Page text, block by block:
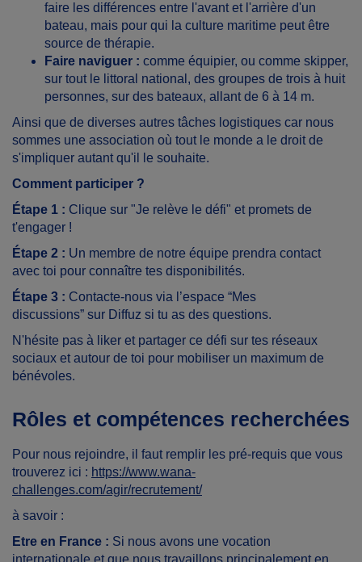
faire les différences entre l'avant et l'arrière d'un
bateau, mais pour qui la culture maritime peut être
source de thérapie.
Faire naviguer : comme équipier, ou comme skipper,
sur tout le littoral national, des groupes de trois à huit
personnes, sur des bateaux, allant de 6 à 14 m.
Ainsi que de diverses autres tâches logistiques car nous
sommes une association où tout le monde a le droit de
s'impliquer autant qu'il le souhaite.
Comment participer ?
Étape 1 : Clique sur "Je relève le défi" et promets de
t'engager !
Étape 2 : Un membre de notre équipe prendra contact
avec toi pour connaître tes disponibilités.
Étape 3 : Contacte-nous via l’espace “Mes
discussions” sur Diffuz si tu as des questions.
N'hésite pas à liker et partager ce défi sur tes réseaux
sociaux et autour de toi pour mobiliser un maximum de
bénévoles.
Rôles et compétences recherchées
Pour nous rejoindre, il faut remplir les pré-requis que vous
trouverez ici : https://www.wana-
challenges.com/agir/recrutement/
à savoir :
Etre en France : Si nous avons une vocation
internationale et que nous travaillons principalement en